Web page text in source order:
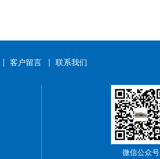
客户留言 联系我们
微信公众号